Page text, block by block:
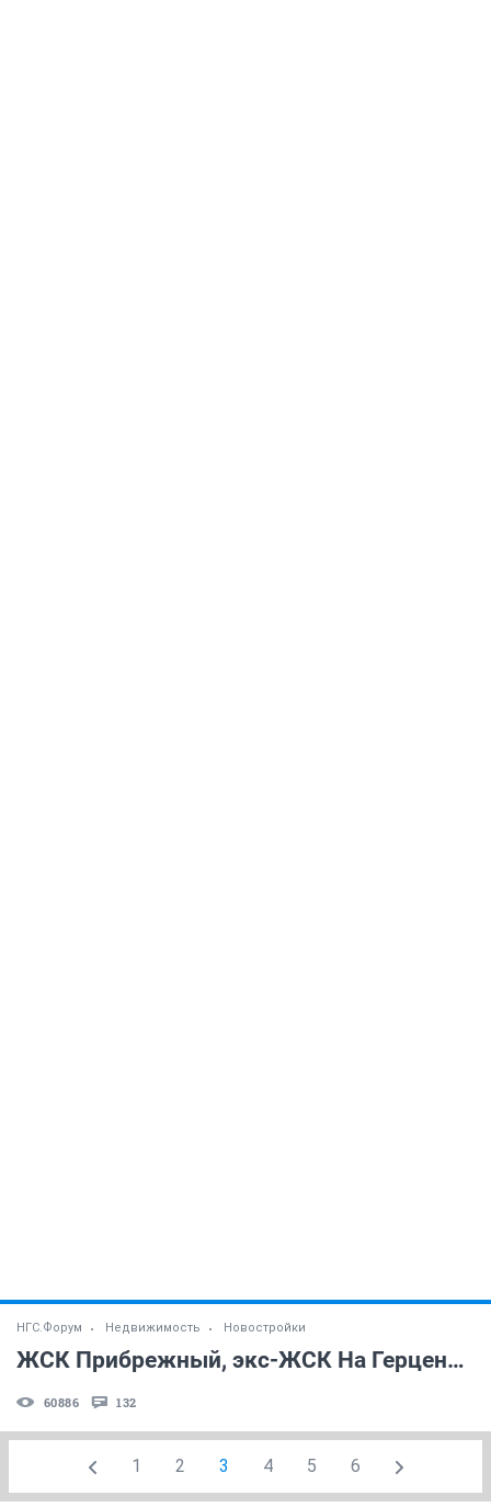
НГС.Форум Недвижимость Новостройки
ЖСК Прибрежный, экс-ЖСК На Герцена, бывший долгострой "Радонеж" (ч. 3)
60886 132
1 2 3 4 5 6